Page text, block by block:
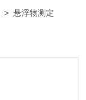
>悬浮物测定